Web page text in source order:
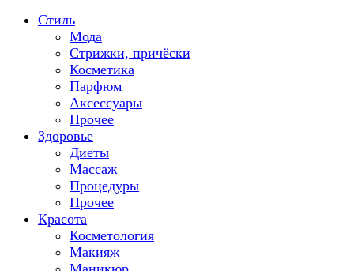
Стиль
Мода
Стрижки, причёски
Косметика
Парфюм
Аксессуары
Прочее
Здоровье
Диеты
Массаж
Процедуры
Прочее
Красота
Косметология
Макияж